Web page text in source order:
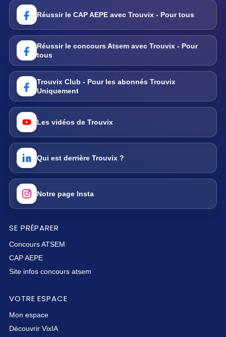
Réussir le CAP AEPE avec Trouvix - Pour tous
Réussir le concours Atsem avec Trouvix - Pour
tous
Trouvix Club - Pour les abonnés Trouvix
Uniquement
Les vidéos de Trouvix
Qui est derrière Trouvix ?
Notre page Insta
SE PRÉPARER
Concours ATSEM
CAP AEPE
Site infos concours atsem
VOTRE ESPACE
Mon espace
Découvrir VixIA